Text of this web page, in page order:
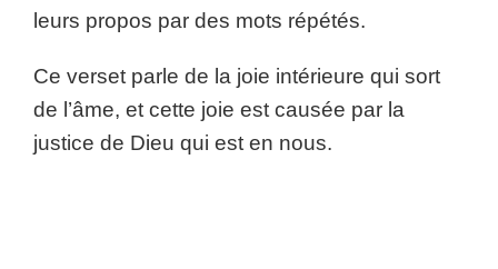
leurs propos par des mots répétés.
Ce verset parle de la joie intérieure qui sort
de l’âme, et cette joie est causée par la
justice de Dieu qui est en nous.